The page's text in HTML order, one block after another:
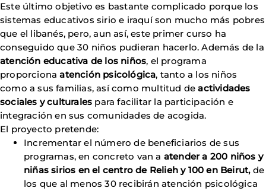
Este último objetivo es bastante complicado porque los
sistemas educativos sirio e iraquí son mucho más pobres
que el libanés, pero, aun así, este primer curso ha
conseguido que 30 niños pudieran hacerlo. Además de la
atención educativa de los niños, el programa
proporcionaatención psicológica, tanto a los niños
como a sus familias, así como multitud deactividades
sociales y culturales para facilitar la participación e
integración en sus comunidades de acogida.
El proyecto pretende:
Incrementar el número de beneficiarios de sus
programas, en concreto van a atender a 200 niños y
niñas sirios en el centro de Relieh y 100 en Beirut,de
los que al menos 30 recibirán atención psicológica